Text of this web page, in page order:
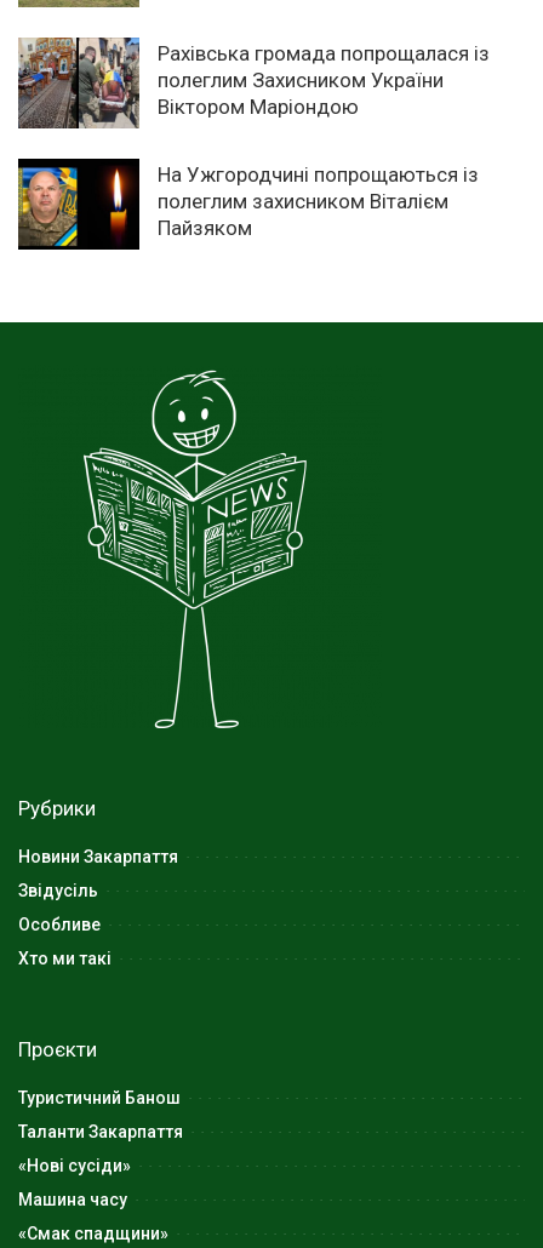
Рахівська громада попрощалася із
полеглим Захисником України
Віктором Маріондою
На Ужгородчині попрощаються із
полеглим захисником Віталієм
Пайзяком
Рубрики
Новини Закарпаття
Звідусіль
Особливе
Хто ми такі
Проєкти
Туристичний Банош
Таланти Закарпаття
«Нові сусіди»
Машина часу
«Смак спадщини»